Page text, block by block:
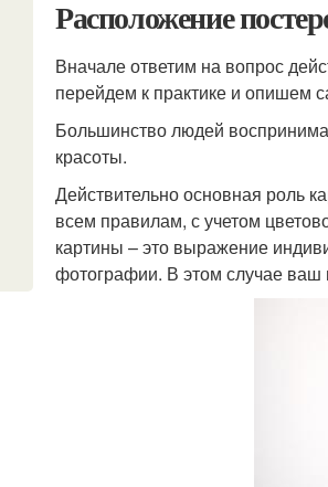
Расположение
Вначале ответим на вопрос
перейдем к практике и опишем
Большинство людей
красоты.
Действительно основная роль
всем правилам, с учетом
картины – это выражение
фотографии. В этом случае ваш